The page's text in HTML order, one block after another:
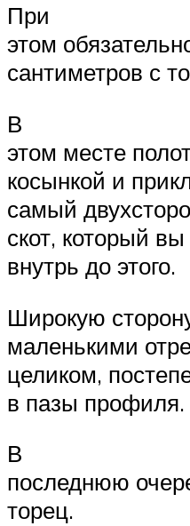
При
этом
сантиметров с
В
этом месте
косынкой и
самый
скот, который
внутрь до этого.
Широкую
маленькими
целиком,
в пазы профиля.
В
последнюю
торец.